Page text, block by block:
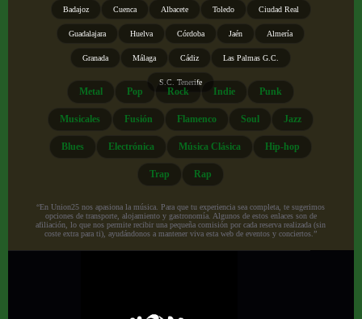
Badajoz Cuenca Albacete Toledo Ciudad Real
Guadalajara Huelva Córdoba Jaén Almería
Granada Málaga Cádiz Las Palmas G.C.
S.C. Tenerife
Metal Pop Rock Indie Punk
Musicales Fusión Flamenco Soul Jazz
Blues Electrónica Música Clásica Hip-hop
Trap Rap
“En Union25 nos apasiona la música. Para que tu experiencia sea completa, te sugerimos
opciones de transporte, alojamiento y gastronomía. Algunos de estos enlaces son de
afiliación, lo que nos permite recibir una pequeña comisión por cada reserva realizada (sin
coste extra para ti), ayudándonos a mantener viva esta web de eventos y conciertos.”